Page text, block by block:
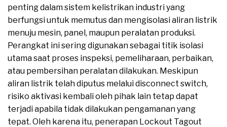
penting dalam sistem kelistrikan industri yang
berfungsi untuk memutus dan mengisolasi aliran listrik
menuju mesin, panel, maupun peralatan produksi.
Perangkat ini sering digunakan sebagai titik isolasi
utama saat proses inspeksi, pemeliharaan, perbaikan,
atau pembersihan peralatan dilakukan. Meskipun
aliran listrik telah diputus melalui disconnect switch,
risiko aktivasi kembali oleh pihak lain tetap dapat
terjadi apabila tidak dilakukan pengamanan yang
tepat. Oleh karena itu, penerapan Lockout Tagout